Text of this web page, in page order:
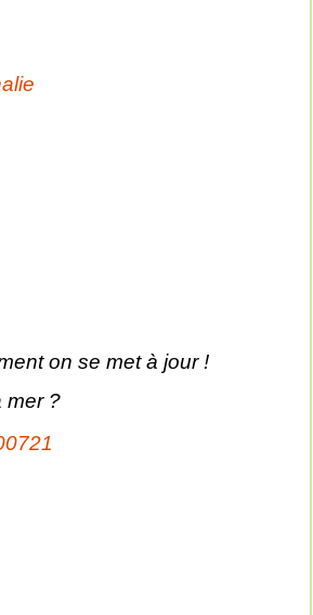
on se met à jour !
mer ?